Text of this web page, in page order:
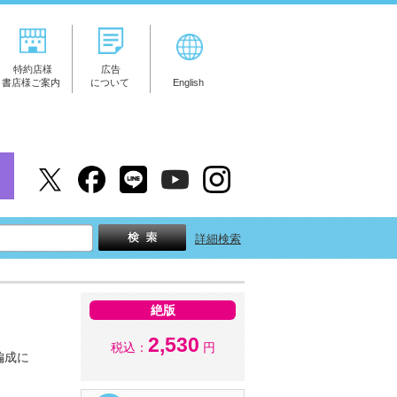
特約店様
書店様ご案内
広告
について
English
詳細検索
に
絶版
税込： 2,530 円